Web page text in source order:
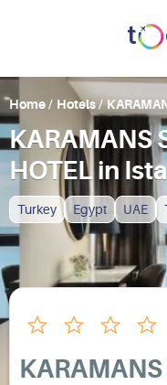
Turkey Egypt UAE
Home/ Hotels/
KARAMANS
HOTEL in
KARAMANS